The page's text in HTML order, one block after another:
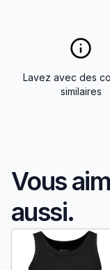
Lavez avec des
similaires
Vous
aussi.